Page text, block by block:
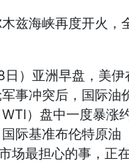
兹海峡再度开火，
日）亚洲早盘，美
事冲突后，国际油
）盘中一度暴涨
际基准布伦特原油
场最担心的事，